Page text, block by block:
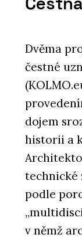
Dvěma
čestné
dojem
historii a
technické
podle
v němž